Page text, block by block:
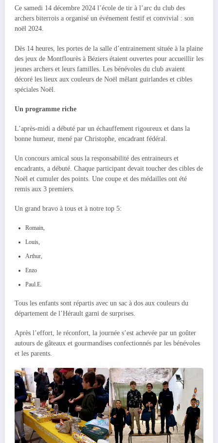
Ce samedi 14 décembre 2024 l’école de tir à l’arc du club des
archers biterrois a organisé un événement festif et convivial : son
noël 2024.
Dès 14 heures, les portes de la salle d’entrainement située à la plaine
des jeux de Montflourès à Béziers étaient ouvertes pour accueillir les
jeunes archers et leurs familles. Les bénévoles du club avaient
décoré les lieux aux couleurs de Noël mêlant guirlandes et cibles
spéciales Noël.
Un programme riche
L’après-midi a débuté par un échauffement rigoureux et dans la
bonne humeur, mené par Christophe, encadrant fédéral.
Un concours amical sous la responsabilité des entraineurs et
encadrants, a débuté. Chaque participant devait toucher des cibles de
Noël et cumuler des points. Une coupe et des médailles ont été
remis aux 3 premiers.
Un grand bravo à tous et à notre top 5:
Romain,
Louis,
Arthur,
Enzo
Paul.E.
Tous les enfants sont répartis avec un sac à dos aux couleurs du
département de l’Hérault garni de surprises.
Après l’effort, le réconfort, la journée s’est achevée par un goûter
autours de gâteaux et gourmandises confectionnés par les bénévoles
et les parents.